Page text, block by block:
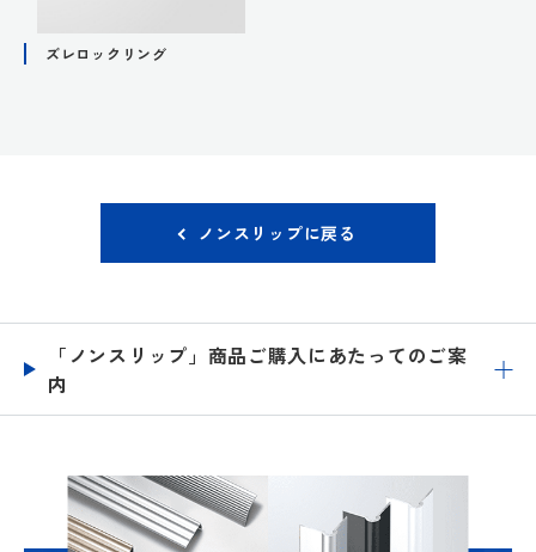
ズレロックリング
ノンスリップに戻る
「ノンスリップ」商品ご購入にあたってのご案
内